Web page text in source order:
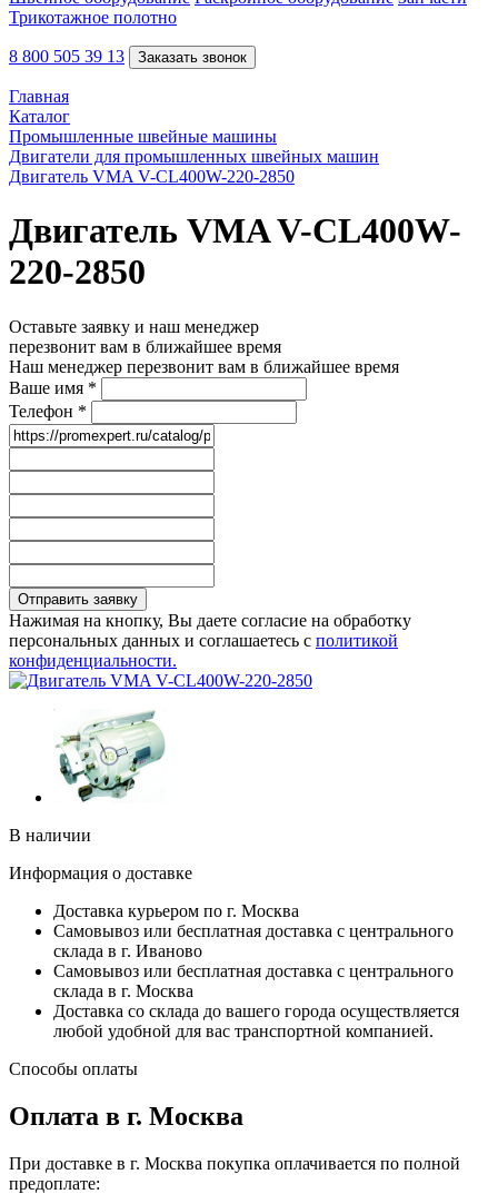
Трикотажное полотно
8 800 505 39 13 Заказать звонок
Главная
Каталог
Промышленные швейные машины
Двигатели для промышленных швейных машин
Двигатель VMA V-CL400W-220-2850
Двигатель VMA V-CL400W-
220-2850
Оставьте заявку и наш менеджер
перезвонит вам в ближайшее время
Наш менеджер перезвонит вам в ближайшее время
Ваше имя *
Телефон *
Отправить заявку
Нажимая на кнопку, Вы даете согласие на обработку
персональных данных и соглашаетесь с политикой
конфиденциальности.
В наличии
Информация о доставке
Доставка курьером по г. Москва
Самовывоз или бесплатная доставка с центрального
склада в г. Иваново
Самовывоз или бесплатная доставка с центрального
склада в г. Москва
Доставка со склада до вашего города осуществляется
любой удобной для вас транспортной компанией.
Способы оплаты
Оплата в г. Москва
При доставке в г. Москва покупка оплачивается по полной
предоплате: